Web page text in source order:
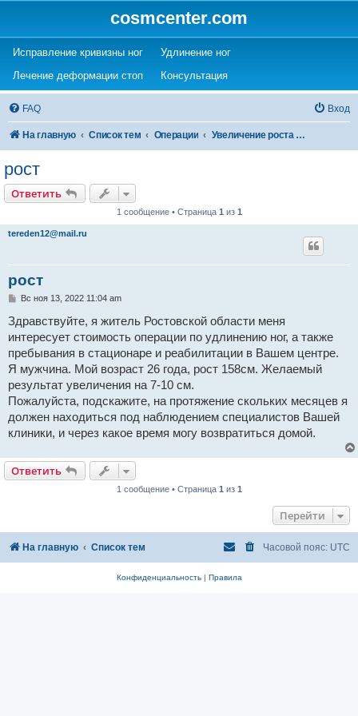
cosmcenter.com
Исправление кривизны ног(Opens a new tab)
Удлинение ног(Opens a new tab)
Лечение деформации стоп(Opens a new tab)
Консультация(Opens a new tab)
FAQ Вход
На главную Список тем Операции Увеличение роста (удлинение ног)
рост
Ответить
1 сообщение • Страница 1 из 1
tereden12@mail.ru
рост
С
о
б
щ
е
н
и
Вс ноя 13, 2022 11:04 am
Здравствуйте, я житель Ростовской области меня
интересует стоимость операции по удлинению ног, а также
пребывания в стационаре и реабилитации в Вашем центре.
Я мужчина. Мой возраст 26 года, рост 158см. Желаемый
результат увеличения на 7-10 см.
Пожалуйста, подскажите, на протяжение скольких месяцев я
должен находиться под наблюдением специалистов Вашей
клиники, и через какое время могу возвратиться домой.
Ответить
1 сообщение • Страница 1 из 1
Перейти
На главную Список тем Часовой пояс: UTC
Конфиденциальность| Правила